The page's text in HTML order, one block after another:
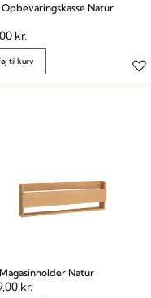
Natur
kr.
til kurv
Natur
kr.